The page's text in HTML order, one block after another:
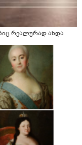
რეალურად ახდა